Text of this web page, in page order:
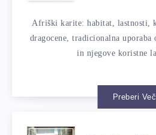
Afriški karite: habitat, lastnosti,
dragocene, tradicionalna uporaba
in njegove koristne
Preberi Več